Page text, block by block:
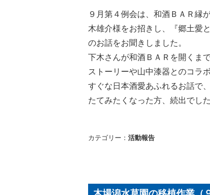
９月第４例会は、和酒ＢＡＲ
木雄介様をお招きし、
『郷土愛
のお話をお聞きしました。
下木さんが和酒ＢＡＲを開くま
ストーリーや山中漆器とのコラ
すぐな日本酒愛あふれるお話で
たてみたくなった方、続出でした
カテゴリー： 活動報告